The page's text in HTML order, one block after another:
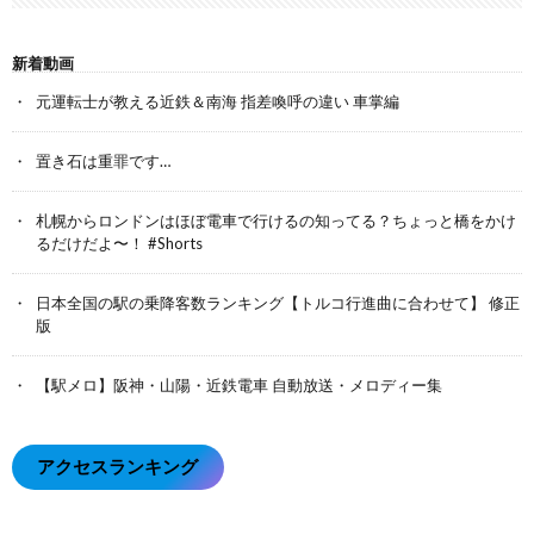
新着動画
元運転士が教える近鉄＆南海 指差喚呼の違い 車掌編
置き石は重罪です…
札幌からロンドンはほぼ電車で行けるの知ってる？ちょっと橋をかけ
るだけだよ〜！ #Shorts
日本全国の駅の乗降客数ランキング【トルコ行進曲に合わせて】 修正
版
【駅メロ】阪神・山陽・近鉄電車 自動放送・メロディー集
アクセスランキング